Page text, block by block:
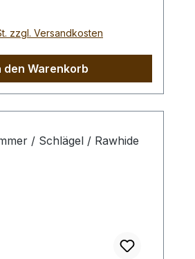
Rückschlag durch
Poly -
240 gr Gesamtgewicht /
zzgl. Versandkosten
den Warenkorb